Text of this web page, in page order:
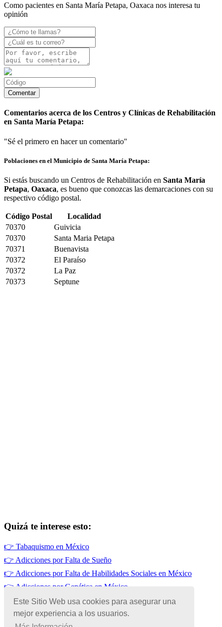
Este Sitio Web usa cookies para asegurar una
mejor experiencia a los usuarios.
Como pacientes en Santa María Petapa, Oaxaca nos interesa tu
opinión
Comentarios acerca de los Centros y Clínicas de Rehabilitación
en Santa María Petapa:
"Sé el primero en hacer un comentario"
Poblaciones en el Municipio de Santa María Petapa:
Si estás buscando un Centros de Rehabilitación en Santa María
Petapa, Oaxaca, es bueno que conozcas las demarcaciones con su
respectivo código postal.
Código Postal
Localidad
70370
Guivicia
70370
Santa Maria Petapa
70371
Buenavista
70372
El Paraíso
70372
La Paz
70373
Septune
Quizá te interese esto:
👉 Tabaquismo en México
👉 Adicciones por Falta de Sueño
👉 Adicciones por Falta de Habilidades Sociales en México
👉 Adicciones por Genética en México
👉Adicciones por Prescripción Médica en México
👉Adicciones en México